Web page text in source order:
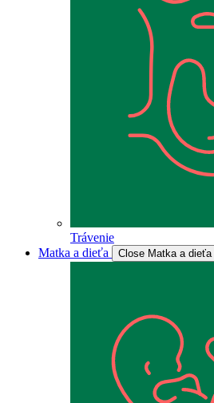
Trávenie
Matka a dieťa
Close Matka a dieťa